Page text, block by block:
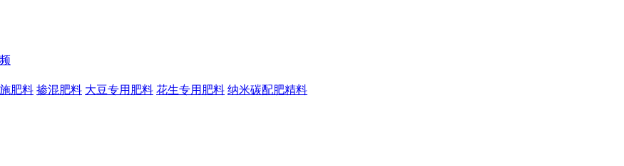
肥料 掺混肥料 大豆专用肥料 花生专用肥料 纳米碳配肥精料